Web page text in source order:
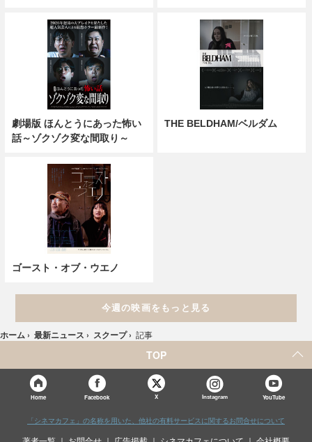
劇場版 ほんとうにあった怖い
話～ゾクゾク変な間取り～
THE BELDHAM/ベルダム
ゴースト・オブ・ウエノ
今週の映画をもっと見る
ホーム › 最新ニュース › スクープ › 記事
TOP
Home Facebook X Instagram YouTube
「シネマカフェ」の名称を用いた、他社の有料サービスに関するお問合せについて